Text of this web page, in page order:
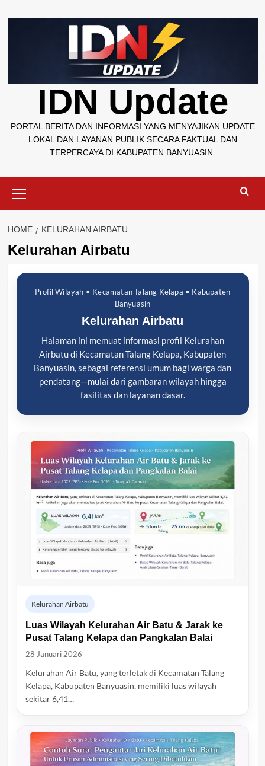
to
IDN Update
PORTAL BERITA DAN INFORMASI YANG MENYAJIKAN UPDATE
LOKAL DAN LAYANAN PUBLIK SECARA FAKTUAL DAN
TERPERCAYA DI KABUPATEN BANYUASIN.
Menu
HOME KELURAHAN AIRBATU
Kelurahan Airbatu
Profil Wilayah • Kecamatan Talang Kelapa • Kabupaten
Banyuasin
Kelurahan Airbatu
Halaman ini memuat informasi profil Kelurahan
Airbatu di Kecamatan Talang Kelapa, Kabupaten
Banyuasin, sebagai referensi umum bagi warga dan
pendatang—mulai dari gambaran wilayah hingga
fasilitas dan layanan dasar.
Kelurahan Airbatu
Luas Wilayah Kelurahan Air Batu & Jarak ke
Pusat Talang Kelapa dan Pangkalan Balai
28 Januari 2026
Kelurahan Air Batu, yang terletak di Kecamatan Talang
Kelapa, Kabupaten Banyuasin, memiliki luas wilayah
sekitar 6,41…